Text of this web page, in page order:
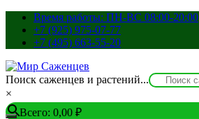
Перейти
содержимому
Время работы: ПН-ВС 08:00-20:00
+7 (925) 975-07-77
+7 (495) 663-55-20
Поиск саженцев и растений...
×
Всего: 0,00 ₽